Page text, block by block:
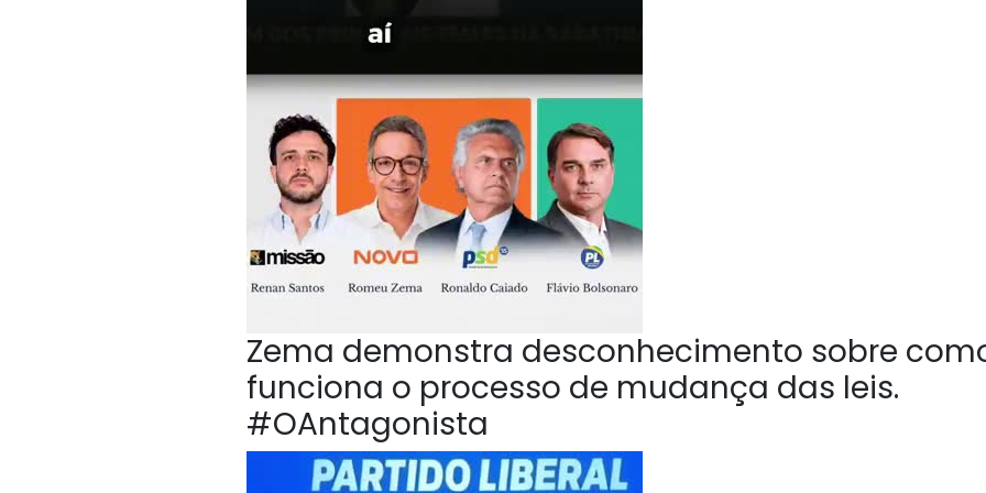
Zema demonstra desconhecimento sobre
funciona o processo de mudança das leis.
#OAntagonista